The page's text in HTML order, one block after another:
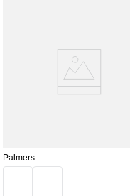
Palmers